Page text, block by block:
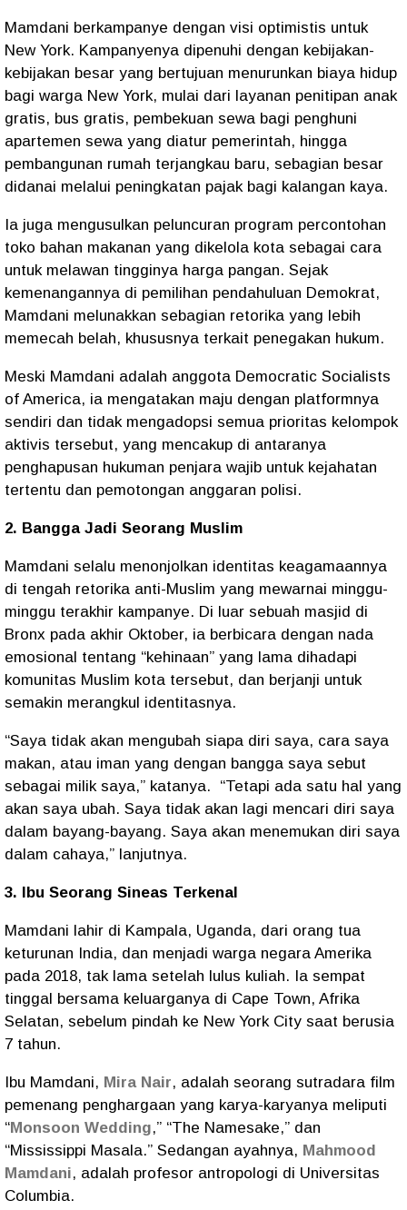
Mamdani berkampanye dengan visi optimistis untuk
New York. Kampanyenya dipenuhi dengan kebijakan-
kebijakan besar yang bertujuan menurunkan biaya hidup
bagi warga New York, mulai dari layanan penitipan anak
gratis, bus gratis, pembekuan sewa bagi penghuni
apartemen sewa yang diatur pemerintah, hingga
pembangunan rumah terjangkau baru, sebagian besar
didanai melalui peningkatan pajak bagi kalangan kaya.
Ia juga mengusulkan peluncuran program percontohan
toko bahan makanan yang dikelola kota sebagai cara
untuk melawan tingginya harga pangan. Sejak
kemenangannya di pemilihan pendahuluan Demokrat,
Mamdani melunakkan sebagian retorika yang lebih
memecah belah, khususnya terkait penegakan hukum.
Meski Mamdani adalah anggota Democratic Socialists
of America, ia mengatakan maju dengan platformnya
sendiri dan tidak mengadopsi semua prioritas kelompok
aktivis tersebut, yang mencakup di antaranya
penghapusan hukuman penjara wajib untuk kejahatan
tertentu dan pemotongan anggaran polisi.
2. Bangga Jadi Seorang Muslim
Mamdani selalu menonjolkan identitas keagamaannya
di tengah retorika anti-Muslim yang mewarnai minggu-
minggu terakhir kampanye. Di luar sebuah masjid di
Bronx pada akhir Oktober, ia berbicara dengan nada
emosional tentang “kehinaan” yang lama dihadapi
komunitas Muslim kota tersebut, dan berjanji untuk
semakin merangkul identitasnya.
“Saya tidak akan mengubah siapa diri saya, cara saya
makan, atau iman yang dengan bangga saya sebut
sebagai milik saya,” katanya. “Tetapi ada satu hal yang
akan saya ubah. Saya tidak akan lagi mencari diri saya
dalam bayang-bayang. Saya akan menemukan diri saya
dalam cahaya,” lanjutnya.
3. Ibu Seorang Sineas Terkenal
Mamdani lahir di Kampala, Uganda, dari orang tua
keturunan India, dan menjadi warga negara Amerika
pada 2018, tak lama setelah lulus kuliah. Ia sempat
tinggal bersama keluarganya di Cape Town, Afrika
Selatan, sebelum pindah ke New York City saat berusia
7 tahun.
Ibu Mamdani, Mira Nair, adalah seorang sutradara film
pemenang penghargaan yang karya-karyanya meliputi
“Monsoon Wedding,” “The Namesake,” dan
“Mississippi Masala.” Sedangan ayahnya, Mahmood
Mamdani, adalah profesor antropologi di Universitas
Columbia.